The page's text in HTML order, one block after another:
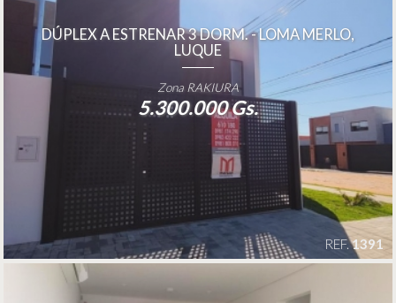
REF.1391
DÚPLEX A ESTRENAR 3 DORM. - LOMA MERLO,
LUQUE
Zona RAKIURA
5.300.000 Gs.